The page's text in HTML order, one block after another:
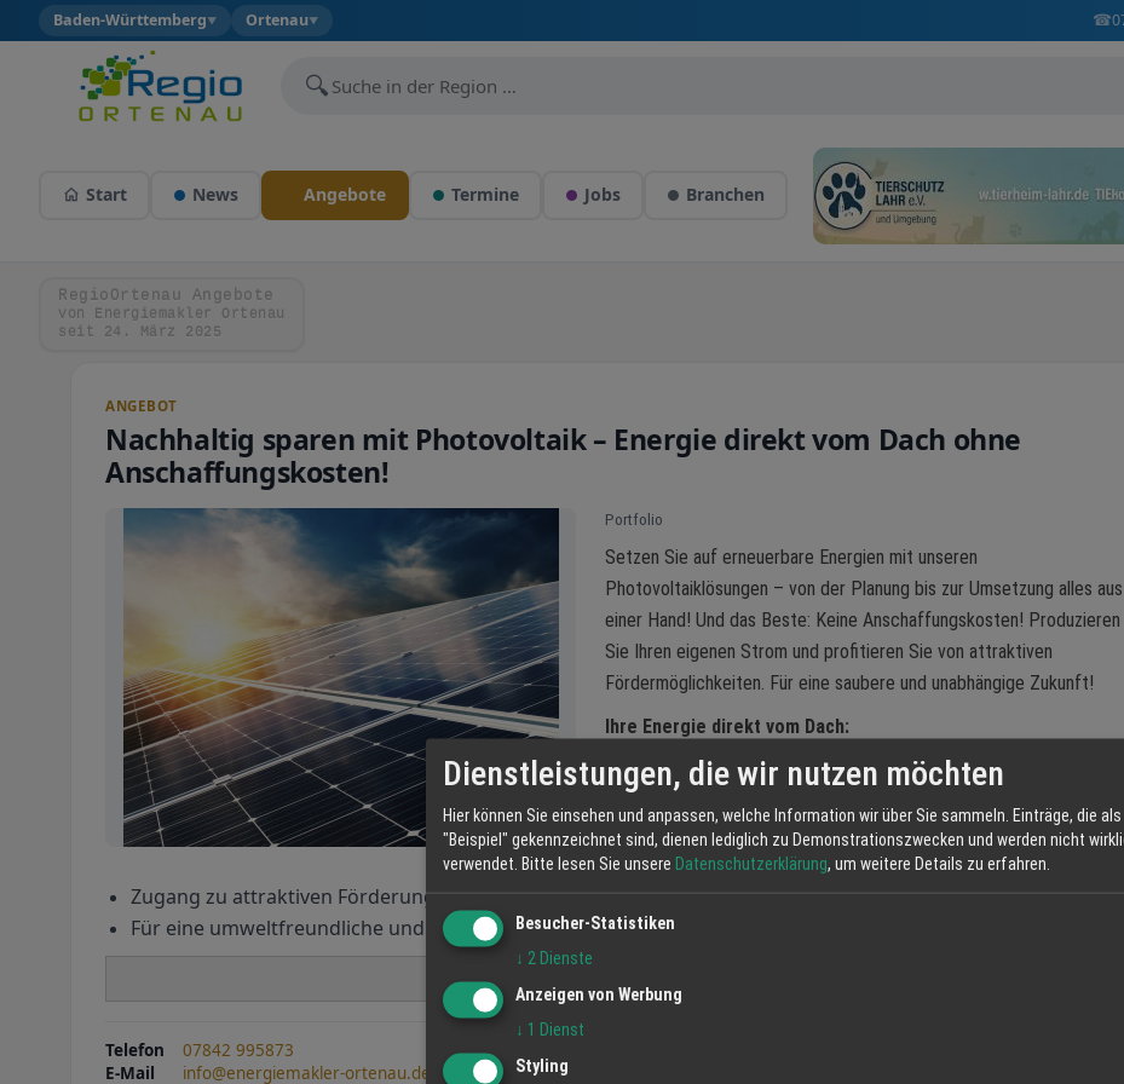
Baden-Württemberg▼ Ortenau▼ ☎
🔍
Start News Angebote Termine Jobs Branchen
RegioOrtenau Angebote
von Energiemakler Ortenau
seit 24. März 2025
ANGEBOT
Nachhaltig sparen mit Photovoltaik – Energie direkt vom Dach ohne
Anschaffungskosten!
Portfolio
Setzen Sie auf erneuerbare Energien mit unseren
Photovoltaiklösungen – von der Planung bis zur Umsetzung alles aus
einer Hand! Und das Beste: Keine Anschaffungskosten! Produzieren
Sie Ihren eigenen Strom und profitieren Sie von attraktiven
Fördermöglichkeiten. Für eine saubere und unabhängige Zukunft!
Ihre Energie direkt vom Dach:
Planung, Umsetzung und Beratung aus einer Hand
Photovoltaiklösungen ohne Anschaffungskosten
Senken Sie Ihre Stromkosten mit eigenproduzierter
Energie
Zugang zu attraktiven Förderungen und Finanzierungsmöglichkeiten
Für eine umweltfreundliche und unabhängige Stromversorgung
Jetzt Kontakt aufnehmen
Telefon
07842 995873
E-Mail
info@energiemakler-ortenau.de
Dienstleistungen, die wir nutzen möchten
Hier können Sie einsehen und anpassen, welche Information wir über Sie sammeln. Einträge, die als
"Beispiel" gekennzeichnet sind, dienen lediglich zu Demonstrationszwecken und werden nicht
verwendet. Bitte lesen Sie unsere Datenschutzerklärung, um weitere Details zu erfahren.
Besucher-Statistiken
↓ 2 Dienste
Anzeigen von Werbung
↓ 1 Dienst
Styling